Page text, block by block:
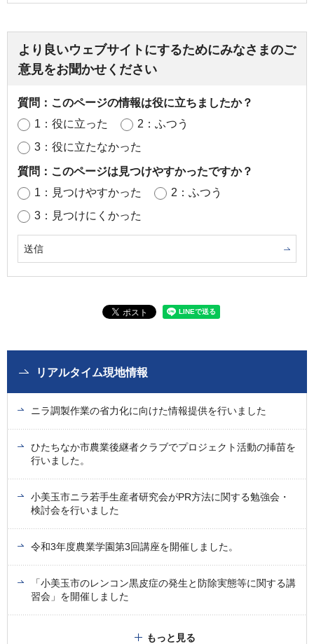
より良いウェブサイトにするためにみなさまのご
意見をお聞かせください
質問：このページの情報は役に立ちましたか？
1：役に立った
2：ふつう
3：役に立たなかった
質問：このページは見つけやすかったですか？
1：見つけやすかった
2：ふつう
3：見つけにくかった
リアルタイム現地情報
ニラ調製作業の省力化に向けた情報提供を行いました
ひたちなか市農業後継者クラブでプロジェクト活動の挿苗を
行いました。
小美玉市ニラ若手生産者研究会がPR方法に関する勉強会・
検討会を行いました
令和3年度農業学園第3回講座を開催しました。
「小美玉市のレンコン黒皮症の発生と防除実態等に関する講
習会」を開催しました
もっと見る